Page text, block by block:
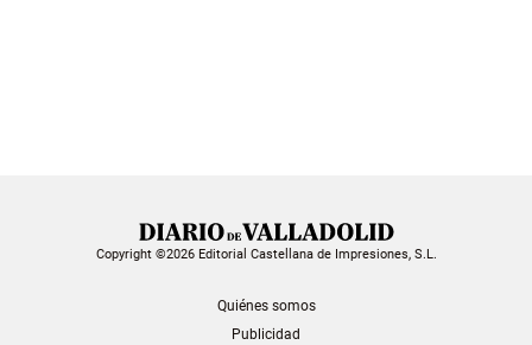
Copyright ©2026 Editorial Castellana de Impresiones, S.L.
Quiénes somos
Publicidad